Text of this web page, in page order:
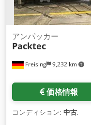
Freising 9,232 km
アンパッカー
Packtec
価格情報
コンディション: 中古,